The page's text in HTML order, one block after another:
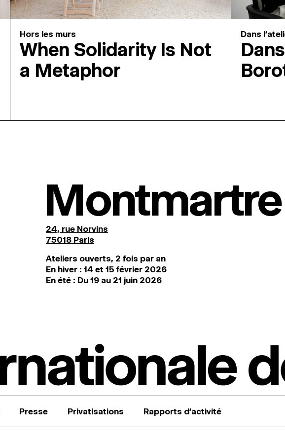
Hors les murs
When Solidarity Is Not
a Metaphor
Dans
Montmartre
24, rue Norvins
75018 Paris
Ateliers ouverts, 2 fois par an
En hiver : 14 et 15 février 2026
En été : Du 19 au 21 juin 2026
Presse Privatisations Rapports d’activité